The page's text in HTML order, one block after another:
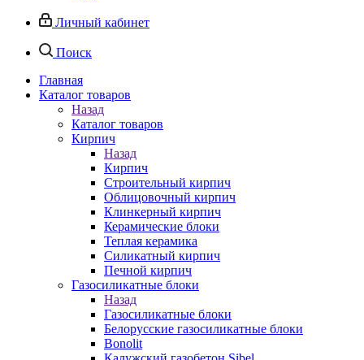
Личный кабинет
Поиск
Главная
Каталог товаров
Назад
Каталог товаров
Кирпич
Назад
Кирпич
Строительный кирпич
Облицовочный кирпич
Клинкерный кирпич
Керамические блоки
Теплая керамика
Силикатный кирпич
Печной кирпич
Газосиликатные блоки
Назад
Газосиликатные блоки
Белорусские газосиликатные блоки
Bonolit